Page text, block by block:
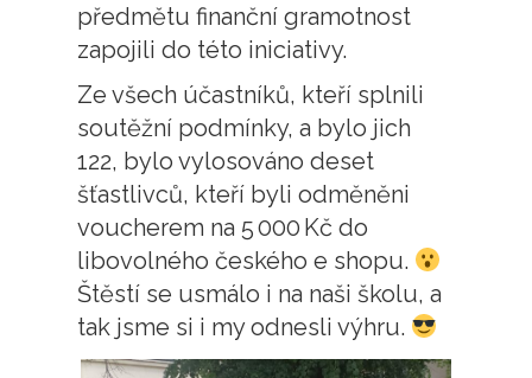
předmětu finanční gramotnost
zapojili do této iniciativy.
Ze všech účastníků, kteří splnili
soutěžní podmínky, a bylo jich
122, bylo vylosováno deset
šťastlivců, kteří byli odměněni
voucherem na 5 000 Kč do
libovolného českého e shopu.
Štěstí se usmálo i na naši školu, a
tak jsme si i my odnesli výhru.